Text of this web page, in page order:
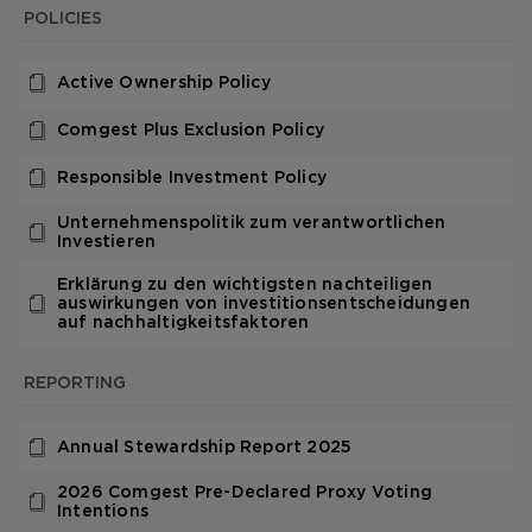
POLICIES
Active Ownership Policy
Comgest Plus Exclusion Policy
Responsible Investment Policy
Unternehmenspolitik zum verantwortlichen
Investieren
Erklärung zu den wichtigsten nachteiligen
auswirkungen von investitionsentscheidungen
auf nachhaltigkeitsfaktoren
REPORTING
Annual Stewardship Report 2025
2026 Comgest Pre-Declared Proxy Voting
Intentions